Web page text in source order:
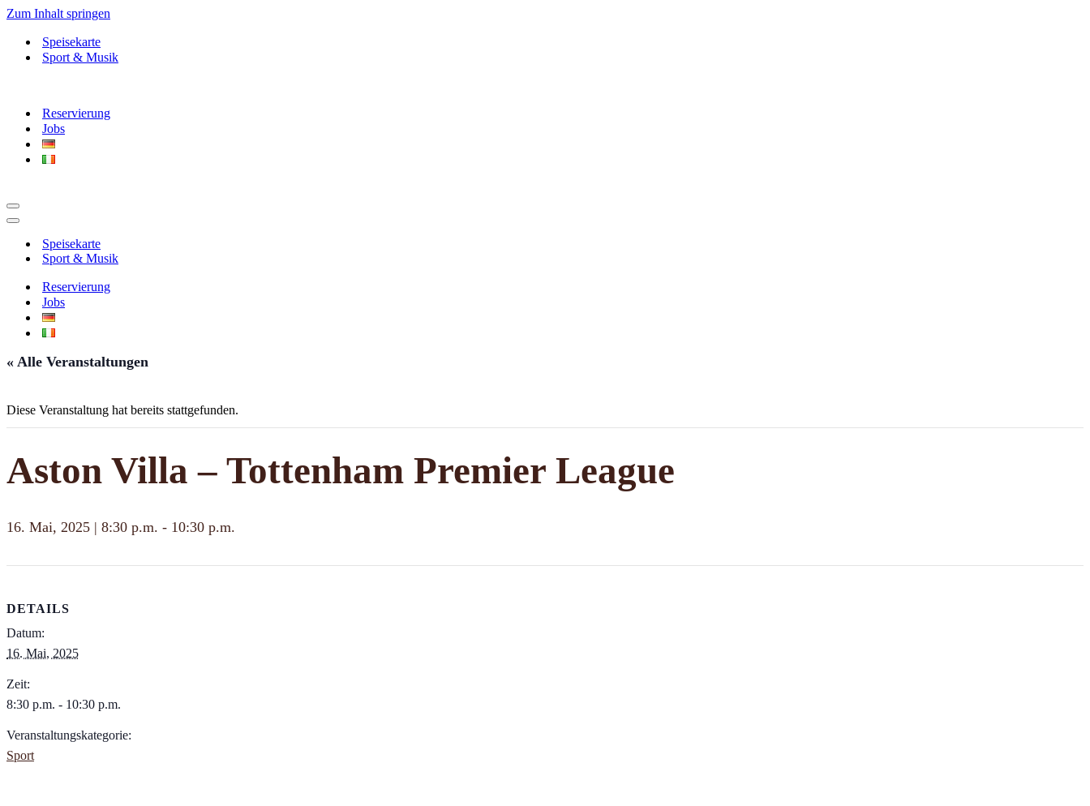
Zum Inhalt springen
Speisekarte
Sport & Musik
Reservierung
Jobs
Navigationsmenü
Navigationsmenü
Speisekarte
Sport & Musik
Reservierung
Jobs
« Alle Veranstaltungen
Diese Veranstaltung hat bereits stattgefunden.
Aston Villa – Tottenham Premier League
16. Mai, 2025 | 8:30 p.m. - 10:30 p.m.
DETAILS
Datum:
16. Mai, 2025
Zeit:
8:30 p.m. - 10:30 p.m.
Veranstaltungskategorie:
Sport